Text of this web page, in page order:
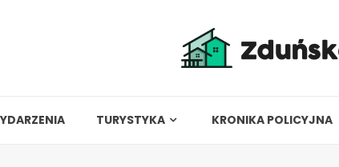
TURYSTYKA KRONIKA POLICYJNA